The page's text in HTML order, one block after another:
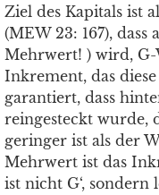
Ziel des Kapitals ist
(MEW 23: 167), dass
Mehrwert! ) wird, G-
Inkrement, das
garantiert, dass
reingesteckt wurde,
geringer ist als der
Mehrwert ist das
ist nicht G‘,